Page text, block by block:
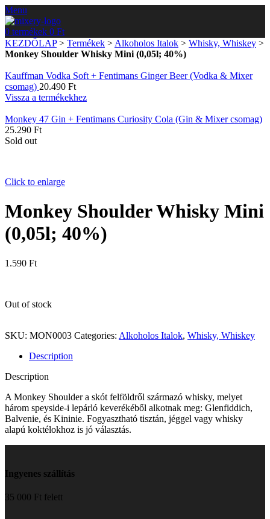
Menu
0 termékek 0 Ft
KEZDŐLAP> Termékek > Alkoholos Italok > Whisky, Whiskey >
Monkey Shoulder Whisky Mini (0,05l; 40%)
Kauffman Vodka Soft + Fentimans Ginger Beer (Vodka & Mixer
csomag) 20.490 Ft
Vissza a termékekhez
Monkey 47 Gin + Fentimans Curiosity Cola (Gin & Mixer csomag)
25.290 Ft
Sold out
Click to enlarge
Monkey Shoulder Whisky Mini
(0,05l; 40%)
1.590 Ft
Out of stock
SKU: MON0003 Categories: Alkoholos Italok, Whisky, Whiskey
Description
Description
A Monkey Shoulder a skót felföldről származó whisky, melyet
három speyside-i lepárló keverékéből alkotnak meg: Glenfiddich,
Balvenie, és Kininie. Fogyasztható tisztán, jéggel vagy whisky
alapú koktélokhoz is jó választás.
Ingyenes szállítás
35 000 Ft felett